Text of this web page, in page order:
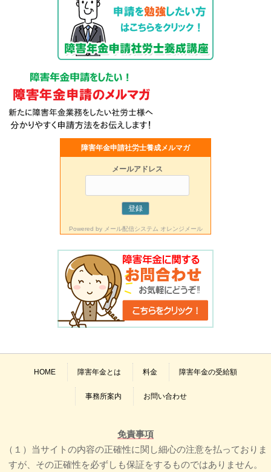
障害年金申請社労士養成メルマガ
メールアドレス
Powered by メール配信システム オレンジメール
HOME 障害年金とは 料金 障害年金の受給額
事務所案内 お問い合わせ
免責事項
（１）当サイトの内容の正確性に関し細心の注意を払っておりま
すが、その正確性を必ずしも保証をするものではありません。